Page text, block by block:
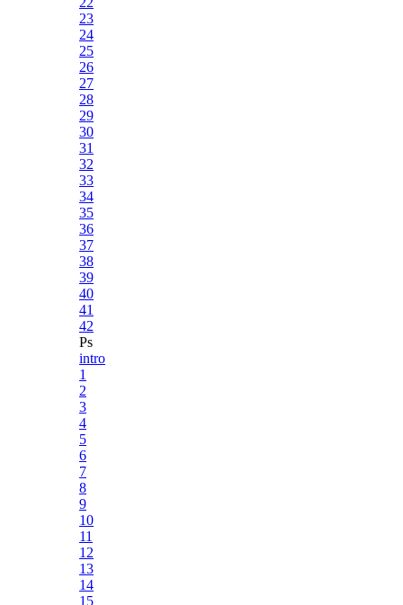
23
24
25
26
27
28
29
30
31
32
33
34
35
36
37
38
39
40
41
42
Ps
intro
1
2
3
4
5
6
7
8
9
10
11
12
13
14
15